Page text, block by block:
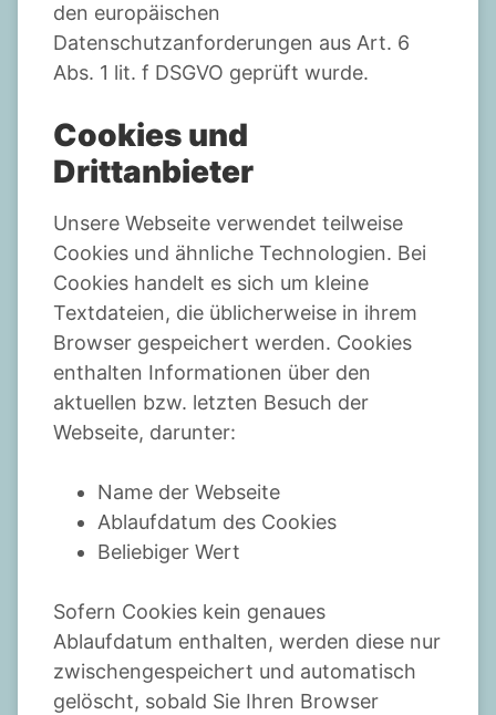
den europäischen
Datenschutzanforderungen aus Art. 6
Abs. 1 lit. f DSGVO geprüft wurde.
Cookies und
Drittanbieter
Unsere Webseite verwendet teilweise
Cookies und ähnliche Technologien. Bei
Cookies handelt es sich um kleine
Textdateien, die üblicherweise in ihrem
Browser gespeichert werden. Cookies
enthalten Informationen über den
aktuellen bzw. letzten Besuch der
Webseite, darunter:
Name der Webseite
Ablaufdatum des Cookies
Beliebiger Wert
Sofern Cookies kein genaues
Ablaufdatum enthalten, werden diese nur
zwischengespeichert und automatisch
gelöscht, sobald Sie Ihren Browser